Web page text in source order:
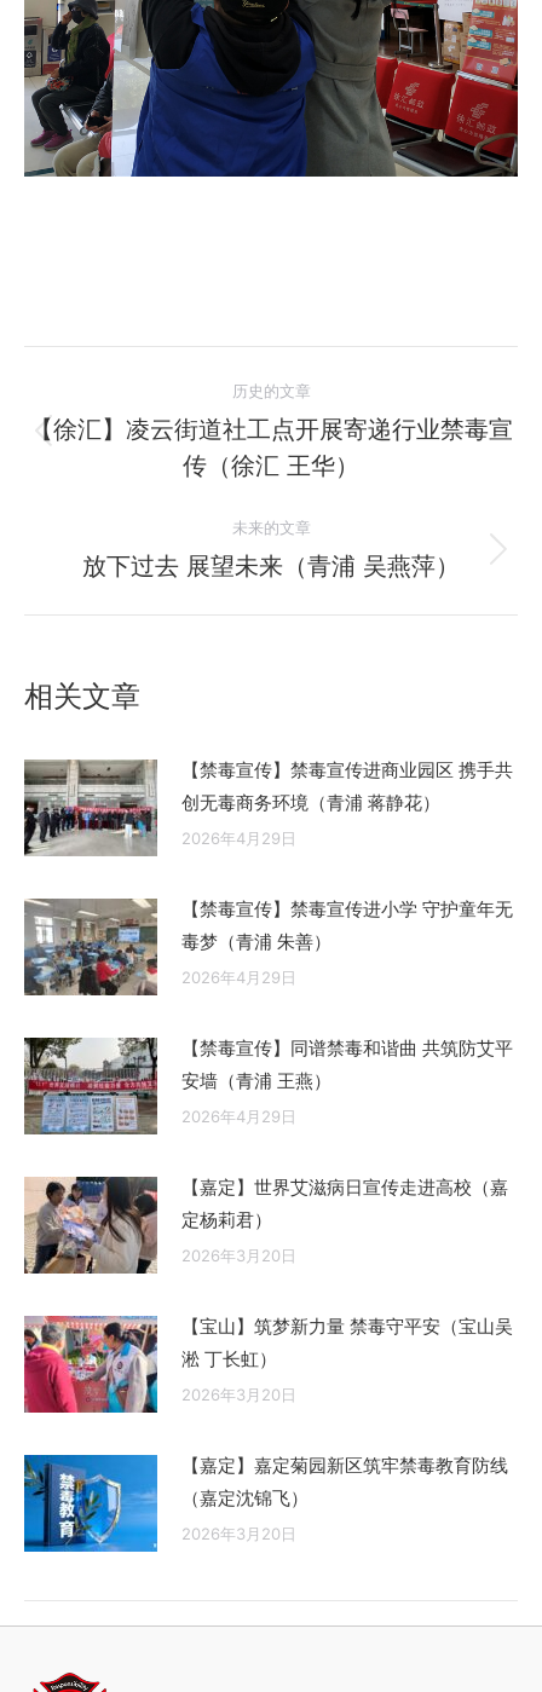
章
历史的文章
历
史
章：
【徐汇】凌云街道社工点开展寄递行业禁毒宣
传（徐汇 王华）
未来的文章
未
放下过去 展望未来（青浦 吴燕萍）
相关文章
【禁毒宣传】禁毒宣传进商业园区 携手共
创无毒商务环境（青浦 蒋静花）
2026年4月29日
【禁毒宣传】禁毒宣传进小学 守护童年无
毒梦（青浦 朱善）
2026年4月29日
【禁毒宣传】同谱禁毒和谐曲 共筑防艾平
安墙（青浦 王燕）
2026年4月29日
【嘉定】世界艾滋病日宣传走进高校（嘉
定杨莉君）
2026年3月20日
【宝山】筑梦新力量 禁毒守平安（宝山吴
淞 丁长虹）
2026年3月20日
【嘉定】嘉定菊园新区筑牢禁毒教育防线
（嘉定沈锦飞）
2026年3月20日